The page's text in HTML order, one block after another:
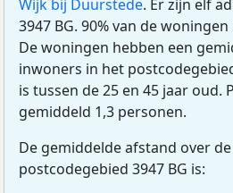
Wijk bij Duurstede. Er zijn elf
3947 BG. 90% van de
De woningen hebben een
inwoners in het
is tussen de 25 en 45 jaar oud.
gemiddeld 1,3 personen.
De gemiddelde afstand over
postcodegebied 3947 BG is: